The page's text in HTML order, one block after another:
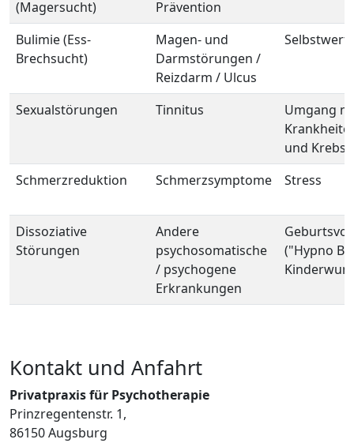
(Magersucht)
Prävention
Bulimie (Ess-
Brechsucht)
Magen- und
Darmstörungen /
Reizdarm / Ulcus
Sexualstörungen Tinnitus
Umgang
und
Schmerzreduktion
Schmerzsymptome Stress
Dissoziative
Störungen
Andere
psychosomatische
/ psychogene
Erkrankungen
("Hypno
Kontakt und Anfahrt
Privatpraxis für Psychotherapie
Prinzregentenstr. 1,
86150 Augsburg